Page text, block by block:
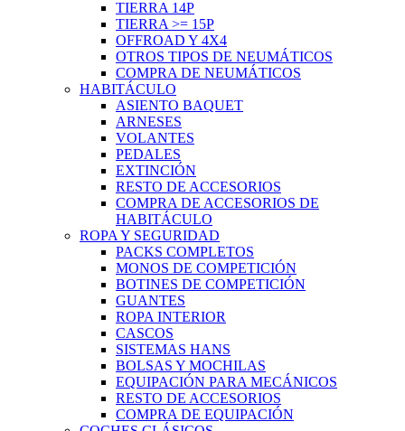
TIERRA 14P
TIERRA >= 15P
OFFROAD Y 4X4
OTROS TIPOS DE NEUMÁTICOS
COMPRA DE NEUMÁTICOS
HABITÁCULO
ASIENTO BAQUET
ARNESES
VOLANTES
PEDALES
EXTINCIÓN
RESTO DE ACCESORIOS
COMPRA DE ACCESORIOS DE
HABITÁCULO
ROPA Y SEGURIDAD
PACKS COMPLETOS
MONOS DE COMPETICIÓN
BOTINES DE COMPETICIÓN
GUANTES
ROPA INTERIOR
CASCOS
SISTEMAS HANS
BOLSAS Y MOCHILAS
EQUIPACIÓN PARA MECÁNICOS
RESTO DE ACCESORIOS
COMPRA DE EQUIPACIÓN